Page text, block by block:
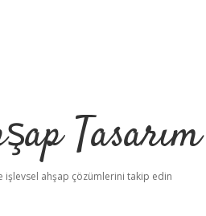
Tasarım
işlevsel ahşap çözümlerini takip edin